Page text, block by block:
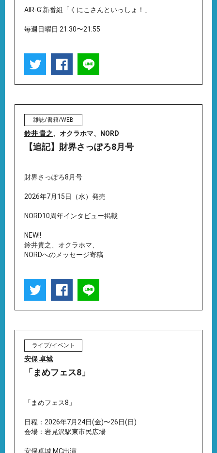
AIR-G'新番組「くにこさんといっしょ！」
毎週日曜日 21:30〜21:55
雑誌/書籍/WEB
鈴井 貴之、オクラホマ、NORD
【追記】財界さっぽろ8月号
財界さっぽろ8月号
2026年7月15日（水）発売
NORD10周年インタビュー掲載
NEW!!
鈴井貴之、オクラホマ、
NORDへのメッセージ寄稿
ライブ/イベント
安保 卓城
「まめフェス8」
「まめフェス8」
日程：2026年7月24日(金)〜26日(日)
会場：岩見沢駅東市民広場
安保卓城 MC出演